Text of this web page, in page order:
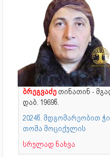
ბრეგვაძე თინათინ -
დაბ. 1969წ.
2024წ. მდგომარეობით
თომა მოციქულის
სრულად ნახვა